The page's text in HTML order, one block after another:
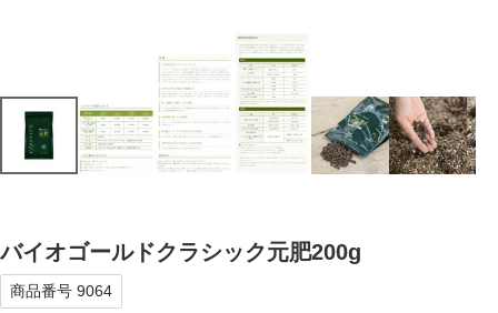
バイオゴールドクラシック元肥200g
商品番号 9064